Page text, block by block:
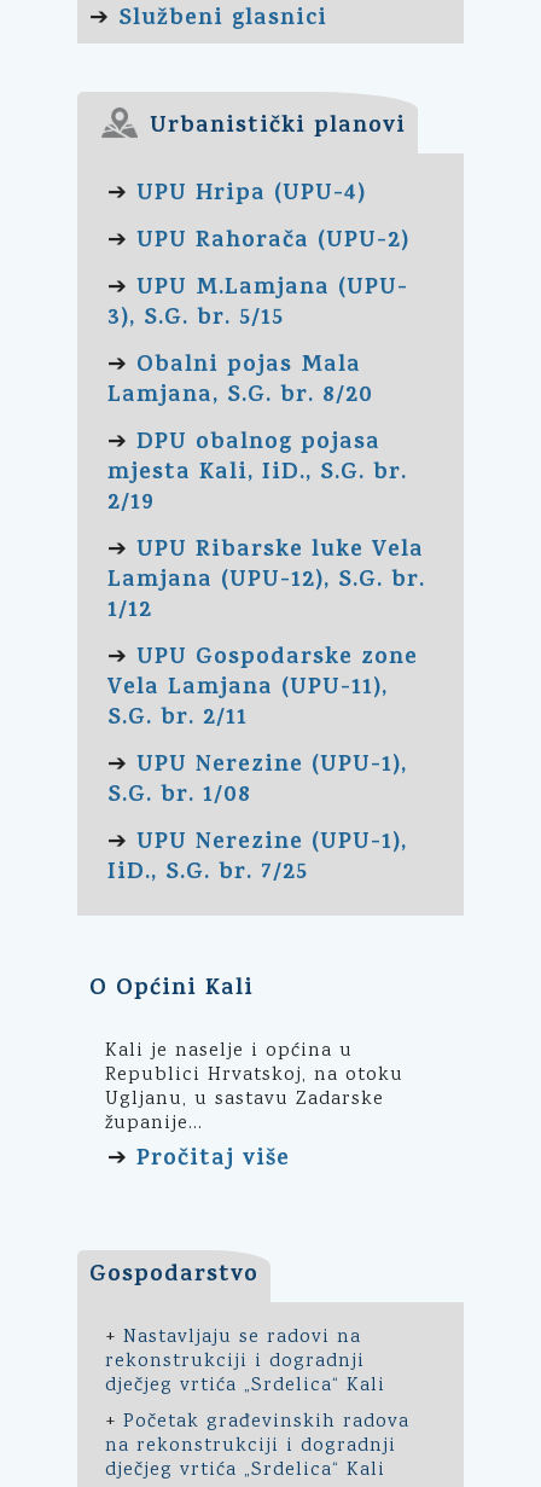
➔ Službeni glasnici
Urbanistički planovi
➔ UPU Hripa (UPU-4)
➔ UPU Rahorača (UPU-2)
➔ UPU M.Lamjana (UPU-
3), S.G. br. 5/15
➔ Obalni pojas Mala
Lamjana, S.G. br. 8/20
➔ DPU obalnog pojasa
mjesta Kali, IiD., S.G. br.
2/19
➔ UPU Ribarske luke Vela
Lamjana (UPU-12), S.G. br.
1/12
➔ UPU Gospodarske zone
Vela Lamjana (UPU-11),
S.G. br. 2/11
➔ UPU Nerezine (UPU-1),
S.G. br. 1/08
➔ UPU Nerezine (UPU-1),
IiD., S.G. br. 7/25
O Općini Kali
Kali je naselje i općina u
Republici Hrvatskoj, na otoku
Ugljanu, u sastavu Zadarske
županije...
➔ Pročitaj više
Gospodarstvo
+ Nastavljaju se radovi na
rekonstrukciji i dogradnji
dječjeg vrtića „Srdelica“ Kali
+ Početak građevinskih radova
na rekonstrukciji i dogradnji
dječjeg vrtića „Srdelica“ Kali